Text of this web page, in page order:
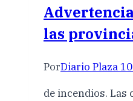
las
PorDiario Plaza
de incendios. Las